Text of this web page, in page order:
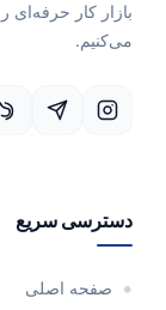
بازار کار حرفه‌ای
می‌کنیم.
دسترسی سریع
صفحه اصلی